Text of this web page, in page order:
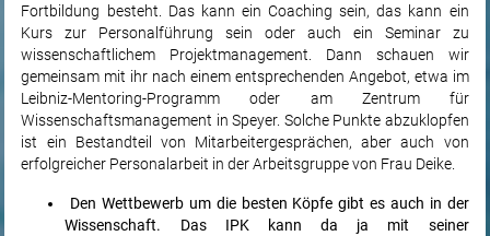
Fortbildung besteht. Das kann ein Coaching sein, das kann ein
Kurs zur Personalführung sein oder auch ein Seminar zu
wissenschaftlichem Projektmanagement. Dann schauen wir
gemeinsam mit ihr nach einem entsprechenden Angebot, etwa im
Leibniz-Mentoring-Programm oder am Zentrum für
Wissenschaftsmanagement in Speyer. Solche Punkte abzuklopfen
ist ein Bestandteil von Mitarbeitergesprächen, aber auch von
erfolgreicher Personalarbeit in der Arbeitsgruppe von Frau Deike.
Den Wettbewerb um die besten Köpfe gibt es auch in der
Wissenschaft. Das IPK kann da ja mit seiner